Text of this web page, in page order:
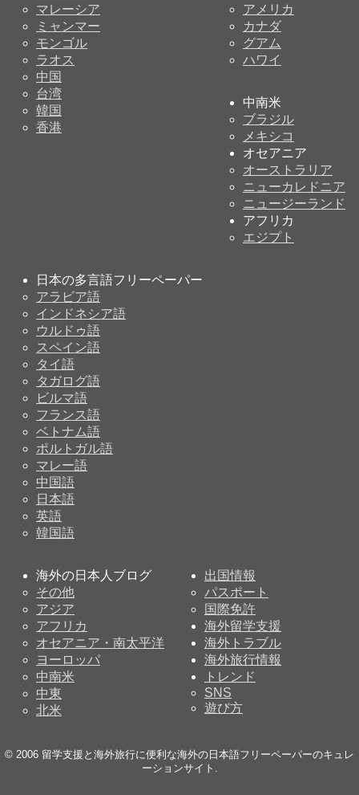
マレーシア
ミャンマー
モンゴル
ラオス
中国
台湾
韓国
香港
アメリカ
カナダ
グアム
ハワイ
中南米
ブラジル
メキシコ
オセアニア
オーストラリア
ニューカレドニア
ニュージーランド
アフリカ
エジプト
日本の多言語フリーペーパー
アラビア語
インドネシア語
ウルドゥ語
スペイン語
タイ語
タガログ語
ビルマ語
フランス語
ベトナム語
ポルトガル語
マレー語
中国語
日本語
英語
韓国語
海外の日本人ブログ
その他
アジア
アフリカ
オセアニア・南太平洋
ヨーロッパ
中南米
中東
北米
出国情報
パスポート
国際免許
海外留学支援
海外トラブル
海外旅行情報
トレンド
SNS
遊び方
© 2006 留学支援と海外旅行に便利な海外の日本語フリーペーパーのキュレ
ーションサイト